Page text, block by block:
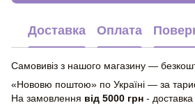
Доставка Оплата
Самовивіз з нашого магазину —
«Нововю поштою» по Україні — за
На замовлення від 5000 грн -